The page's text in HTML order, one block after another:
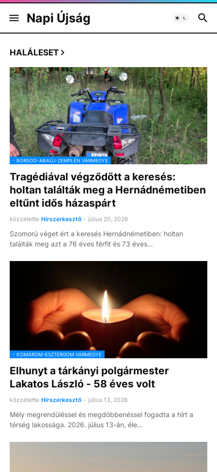
Napi Újság
HALÁLESET
- BORSOD-ABAÚJ-ZEMPLÉN VÁRMEGYE
Tragédiával végződött a keresés:
holtan találták meg a Hernádnémetiben
eltűnt idős házaspárt
közzétette Hírszerkesztő - július 20, 2026
Szomorú véget ért a keresés Hernádnémetiben: holtan
találták meg azt a 76 éves férfit és 73 éves…
- KOMÁROM-ESZTERGOM VÁRMEGYE
Elhunyt a tárkányi polgármester
Lakatos László - 58 éves volt
közzétette Hírszerkesztő - július 13, 2026
Mély megrendüléssel és megdöbbenéssel fogadta a hírt a
térség lakossága. 2026. július 13-án, éle…